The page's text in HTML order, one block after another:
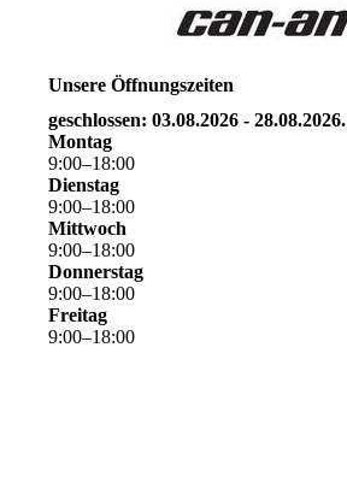
Unsere Öffnungszeiten
geschlossen: 03.08.2026 - 28.08.2026.
Montag
9:00–18:00
Dienstag
9:00–18:00
Mittwoch
9:00–18:00
Donnerstag
9:00–18:00
Freitag
9:00–18:00